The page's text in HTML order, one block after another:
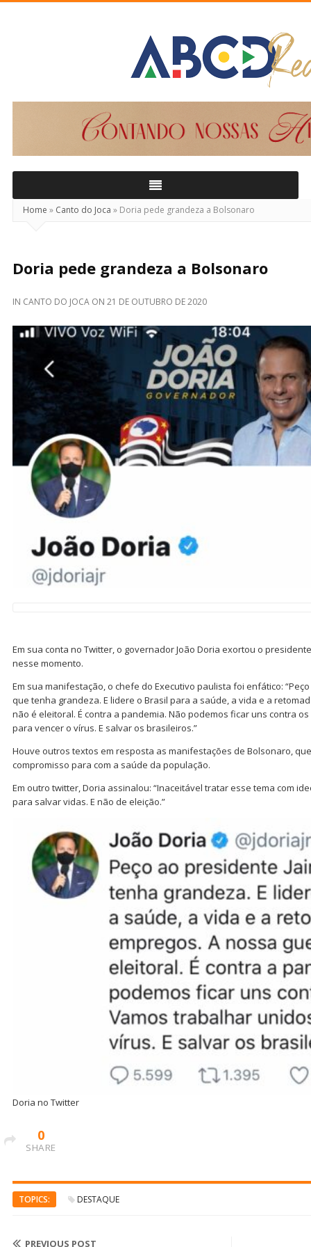
Home » Canto do Joca » Doria pede grandeza a Bolsonaro
Doria pede grandeza a Bolsonaro
IN CANTO DO JOCA ON 21 DE OUTUBRO DE 2020
Em sua conta no Twitter, o governador João Doria exortou o
nesse momento.
Em sua manifestação, o chefe do Executivo paulista foi enfático:
que tenha grandeza. E lidere o Brasil para a saúde, a vida e a
não é eleitoral. É contra a pandemia. Não podemos ficar uns contra
para vencer o vírus. E salvar os brasileiros.”
Houve outros textos em resposta as manifestações de Bolsonaro,
compromisso para com a saúde da população.
Em outro twitter, Doria assinalou: “Inaceitável tratar esse tema com
para salvar vidas. E não de eleição.”
Doria no Twitter
0
SHARE
TOPICS: DESTAQUE
PREVIOUS POST